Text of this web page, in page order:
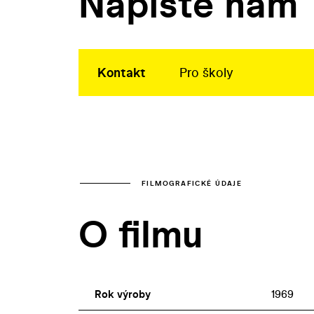
Kontakt Pro školy
FILMOGRAFICKÉ ÚDAJE
O filmu
Rok výroby 1969